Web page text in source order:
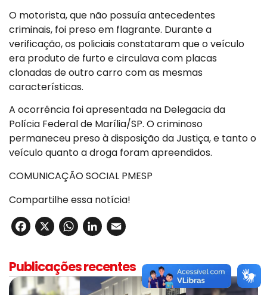
O motorista, que não possuía antecedentes
criminais, foi preso em flagrante. Durante a
verificação, os policiais constataram que o veículo
era produto de furto e circulava com placas
clonadas de outro carro com as mesmas
características.
A ocorrência foi apresentada na Delegacia da
Polícia Federal de Marília/SP. O criminoso
permaneceu preso à disposição da Justiça, e tanto o
veículo quanto a droga foram apreendidos.
COMUNICAÇÃO SOCIAL PMESP
Compartilhe essa notícia!
Facebook
X WhatsApp
LinkedIn
Publicações recentes